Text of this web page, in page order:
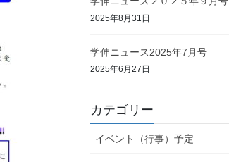
2025年8月31日
学伸ニュース2025年7月号
2025年6月27日
カテゴリー
イベント（行事）予定